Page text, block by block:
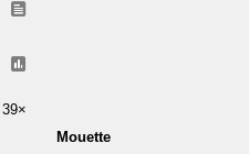
39×
Mouette